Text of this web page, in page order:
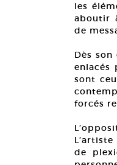
les
aboutir
de
Dès
enlacés
sont
forcés
de